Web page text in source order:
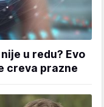
u redu? Evo
creva prazne